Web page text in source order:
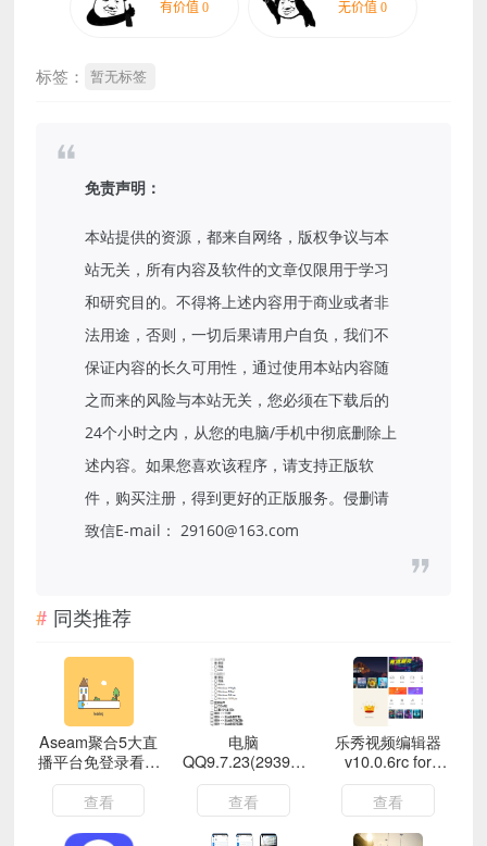
标签： 暂无标签
免责声明：
本站提供的资源，都来自网络，版权争议与本
站无关，所有内容及软件的文章仅限用于学习
和研究目的。不得将上述内容用于商业或者非
法用途，否则，一切后果请用户自负，我们不
保证内容的长久可用性，通过使用本站内容随
之而来的风险与本站无关，您必须在下载后的
24个小时之内，从您的电脑/手机中彻底删除上
述内容。如果您喜欢该程序，请支持正版软
件，购买注册，得到更好的正版服务。侵删请
致信E-mail： 29160@163.com
同类推荐
Aseam聚合5大直
播平台免登录看高
清直播
查看
电脑
QQ9.7.23(29394)
去广告特别版
查看
乐秀视频编辑器
v10.0.6rc for
Android解锁VIP
版
查看